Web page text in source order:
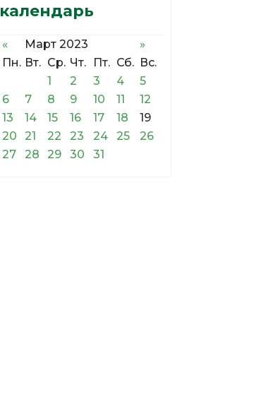
календарь
« Март 2023
»
Пн. Вт. Ср. Чт. Пт. Сб. Вс.
1
2 3 4
5
6
7 8 9 10 11
12
13
14 15 16 17 18
19
20
21 22 23 24 25
26
27
28 29 30 31